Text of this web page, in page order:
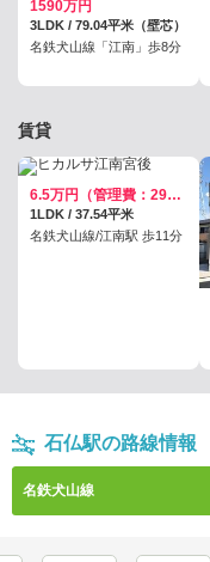
1590万円
3LDK / 79.04平米（壁芯）
名鉄犬山線「江南」歩8分
賃貸
6.5万円（管理費：2900円）
1LDK / 37.54平米
名鉄犬山線/江南駅 歩11分
石仏駅の路線情報
名鉄犬山線